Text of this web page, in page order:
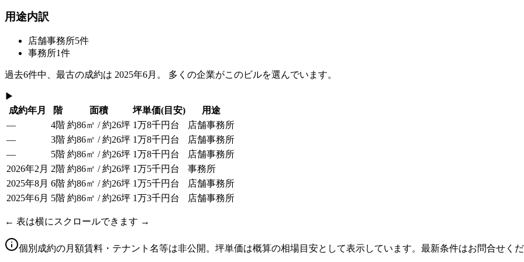
用途内訳
店舗事務所5件
事務所1件
過去6件中、最古の成約は 2025年6月 。 多くの企業がこのビルを選んでいます。
▶
成約年月
階 面積 坪単価(目安)
用途
—
4階 約86㎡ / 約26坪 1万8千円台
店舗事務所
—
3階 約86㎡ / 約26坪 1万8千円台
店舗事務所
—
5階 約86㎡ / 約26坪 1万8千円台
店舗事務所
2026年2月 2階 約86㎡ / 約26坪 1万5千円台
事務所
2025年8月 6階 約86㎡ / 約26坪 1万5千円台
店舗事務所
2025年6月 5階 約86㎡ / 約26坪 1万3千円台 店舗事務所
← 表は横にスクロールできます →
個別成約の月額賃料・テナント名等は非公開。坪単価は概算の相場目安として表示しています。最新条件はお問合せく